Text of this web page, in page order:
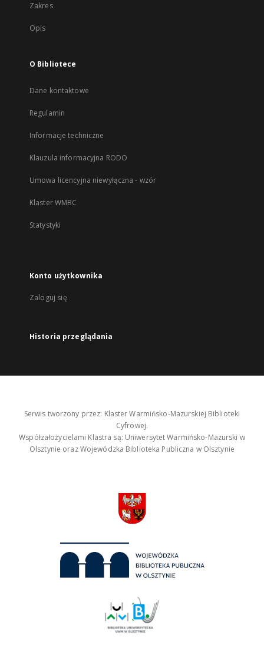
Zakres
Opis
O Bibliotece
Dane kontaktowe
Regulamin
Informacje techniczne
Klauzula informacyjna RODO
Umowa licencyjna niewyłączna - wzór
Klaster WMBC
Statystyki
Konto użytkownika
Zaloguj się
Historia przeglądania
Serwis tworzony przez: Klaster Warmińsko-Mazurskiej Biblioteki
Cyfrowej.
Współzałożycielami Klastra są: Uniwersytet Warmińsko-Mazurski w
Olsztynie oraz Wojewódzka Biblioteka Publiczna w Olsztynie